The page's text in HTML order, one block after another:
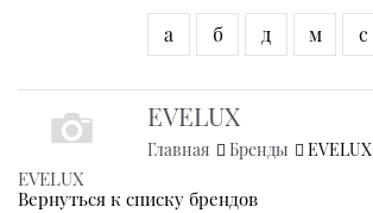
а б д м с
EVELUX
Главная Бренды EVELUX
EVELUX
Вернуться к списку брендов